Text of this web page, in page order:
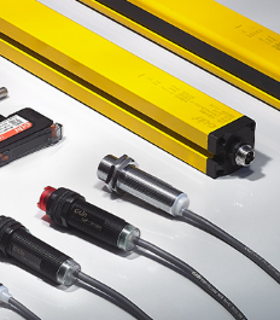
新能源直流继电器传感器
电气传动与控制
仪器仪表
开关
配电控制